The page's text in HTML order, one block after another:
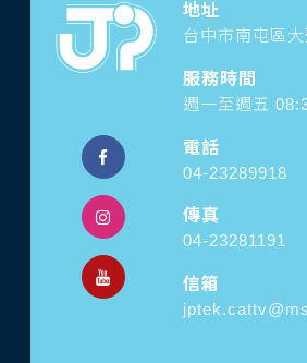
地址
台中市南屯區
服務時間
週一至週五
電話
04-23289918
傳真
04-23281191
信箱